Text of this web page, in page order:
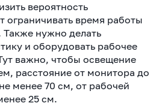
вероятность
ограничивать время работы
Также нужно делать
и оборудовать рабочее
важно, чтобы освещение
расстояние от монитора до
менее 70 см, от рабочей
25 см.